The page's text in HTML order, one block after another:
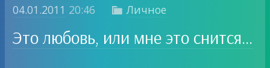
04.01.2011 20:46  Личное
Это любовь, или мне это снится…